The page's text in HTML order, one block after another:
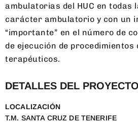
ambulatorias del HUC en todas
carácter ambulatorio y con un
“importante” en el número de
de ejecución de procedimientos
terapéuticos.
DETALLES DEL PROYECTO
LOCALIZACIÓN
T.M. SANTA CRUZ DE TENERIFE